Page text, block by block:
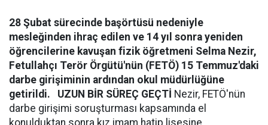
28 Şubat sürecinde başörtüsü nedeniyle
mesleğinden ihraç edilen ve 14 yıl sonra yeniden
öğrencilerine kavuşan fizik öğretmeni Selma Nezir,
Fetullahçı Terör Örgütü'nün (FETÖ) 15 Temmuz'daki
darbe girişiminin ardından okul müdürlüğüne
getirildi.
UZUN BİR SÜREÇ GEÇTİ Nezir, FETÖ'nün
darbe girişimi soruşturması kapsamında el
konulduktan sonra kız imam hatip lisesine